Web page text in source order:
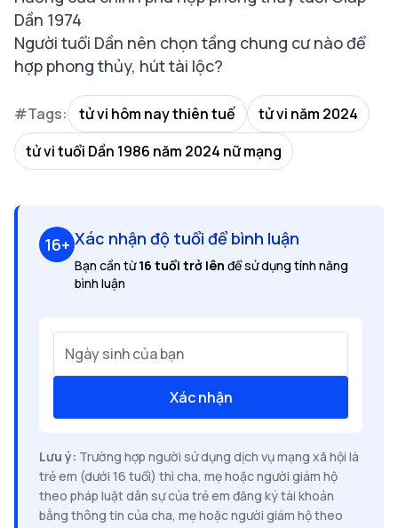
Dần 1974
Người tuổi Dần nên chọn tầng chung cư nào để
hợp phong thủy, hút tài lộc?
#Tags: tử vi hôm nay thiên tuế
tử vi năm 2024
tử vi tuổi Dần 1986 năm 2024 nữ mạng
16+ Xác nhận độ tuổi để bình luận
Bạn cần từ16 tuổi trở lên để sử dụng tính năng
bình luận
Ngày sinh của bạn
Xác nhận
Lưu ý: Trường hợp người sử dụng dịch vụ mạng xã hội là
trẻ em (dưới 16 tuổi) thì cha, mẹ hoặc người giám hộ
theo pháp luật dân sự của trẻ em đăng ký tài khoản
bằng thông tin của cha, mẹ hoặc người giám hộ theo